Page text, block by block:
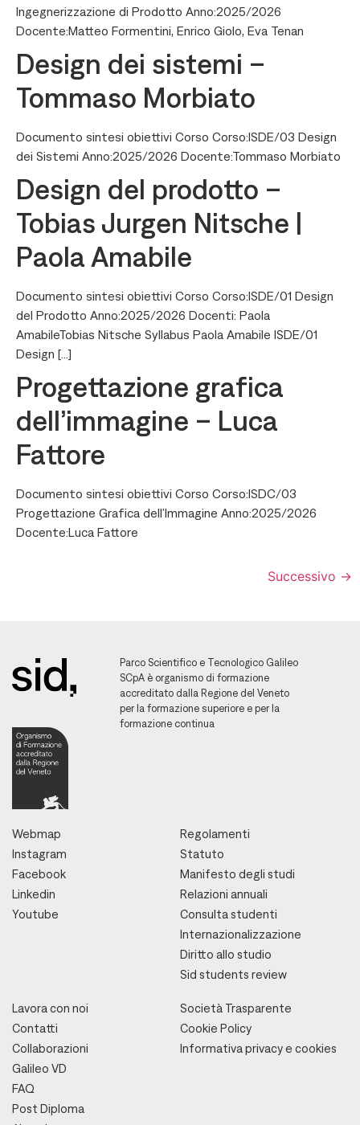
Ingegnerizzazione di Prodotto Anno:2025/2026
Docente:Matteo Formentini, Enrico Giolo, Eva Tenan
Design dei sistemi –
Tommaso Morbiato
Documento sintesi obiettivi Corso Corso:ISDE/03 Design
dei Sistemi Anno:2025/2026 Docente:Tommaso Morbiato
Design del prodotto –
Tobias Jurgen Nitsche |
Paola Amabile
Documento sintesi obiettivi Corso Corso:ISDE/01 Design
del Prodotto Anno:2025/2026 Docenti: Paola
AmabileTobias Nitsche Syllabus Paola Amabile ISDE/01
Design […]
Progettazione grafica
dell’immagine – Luca
Fattore
Documento sintesi obiettivi Corso Corso:ISDC/03
Progettazione Grafica dell’Immagine Anno:2025/2026
Docente:Luca Fattore
Successivo →
Parco Scientifico e Tecnologico Galileo
SCpA è organismo di formazione
accreditato dalla Regione del Veneto
per la formazione superiore e per la
formazione continua
Webmap
Instagram
Facebook
Linkedin
Youtube
Regolamenti
Statuto
Manifesto degli studi
Relazioni annuali
Consulta studenti
Internazionalizzazione
Diritto allo studio
Sid students review
Lavora con noi
Contatti
Collaborazioni
Galileo VD
FAQ
Post Diploma
Società Trasparente
Cookie Policy
Informativa privacy e cookies